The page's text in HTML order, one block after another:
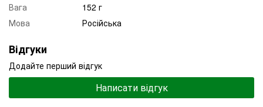
Вага
152 г
Мова
Російська
Відгуки
Додайте перший відгук
Написати відгук